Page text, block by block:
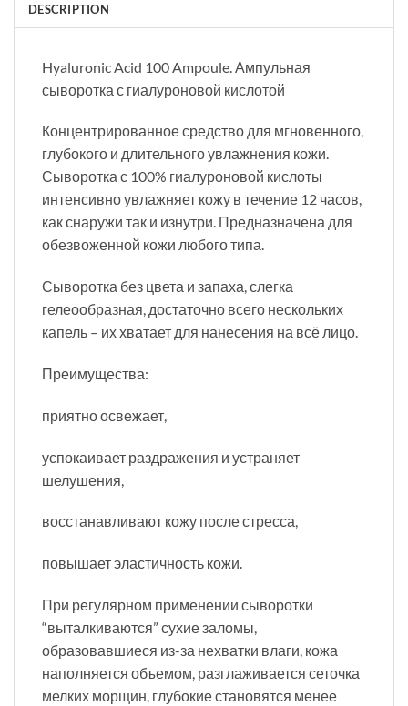
DESCRIPTION
Hyaluronic Acid 100 Ampoule. Ампульная
сыворотка с гиалуроновой кислотой
Концентрированное средство для мгновенного,
глубокого и длительного увлажнения кожи.
Сыворотка с 100% гиалуроновой кислоты
интенсивно увлажняет кожу в течение 12 часов,
как снаружи так и изнутри. Предназначена для
обезвоженной кожи любого типа.
Сыворотка без цвета и запаха, слегка
гелеообразная, достаточно всего нескольких
капель – их хватает для нанесения на всё лицо.
Преимущества:
приятно освежает,
успокаивает раздражения и устраняет
шелушения,
восстанавливают кожу после стресса,
повышает эластичность кожи.
При регулярном применении сыворотки
“выталкиваются” сухие заломы,
образовавшиеся из-за нехватки влаги, кожа
наполняется объемом, разглаживается сеточка
мелких морщин, глубокие становятся менее